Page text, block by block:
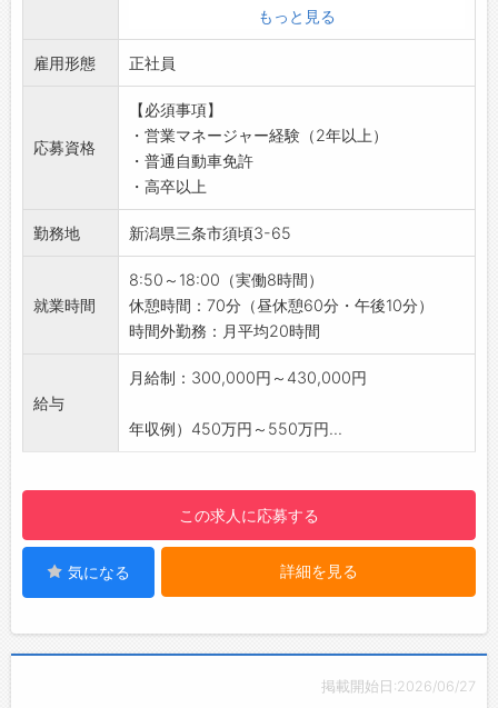
してご活躍いただくポジションです！
営業戦略の立案からチーム育成まで携われるた
め、営業マネジメント経験を活かしてキャリア
アップしたい方にぴったりの環境です。
【具体的な業務内容】
・既存の法人顧客への車検・点検サービスのご
案内
・車検時期のフォロー連絡や継続的な関係づく
り
・損害保険のご提案や車両販売のサポート
・メンバーの育成、目標設定、チームマネジメ
ント など
【職場の雰囲気】
・法人営業チームは4名ほどで構成されていま
・風通しの良い組織で、成功事例だけでなく失
・長年にわたり多くの法人様とお取引があり、
国産車全メーカーから輸入車、ビンテージカー
やレアカーまで、非常に幅広い車種を扱ってい
ます。
つき、営業としての引き出しも大きく広がりま
もっと見る
雇用形態 正社員
応募資格
【必須事項】
・営業マネージャー経験（2年以上）
・普通自動車免許
・高卒以上
勤務地 新潟県三条市須頃3-65
就業時間
8:50～18:00（実働8時間）
休憩時間：70分（昼休憩60分・午後10分）
時間外勤務：月平均20時間
給与
月給制：300,000円～430,000円
年収例）450万円～550万円...
この求人に応募する
気になる 詳細を見る
掲載開始日:2026/06/27